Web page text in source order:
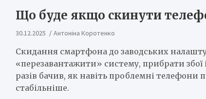
Що буде якщо скинути
30.12.2025 Антоніна Коротенко
Скидання смартфона до заводських
«перезавантажити» систему, прибрати
разів бачив, як навіть проблемні
стабільніше.